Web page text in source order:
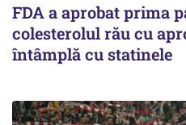
FDA a aprobat prima
colesterolul rău cu
întâmplă cu statinele